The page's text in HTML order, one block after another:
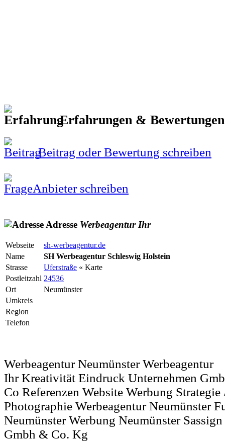
Erfahrungen &
Beitrag oder Bewertung schreiben
Anbieter schreiben
Adresse Werbeagentur Ihr
Webseite
sh-werbeagentur.de
Name
SH Werbeagentur Schleswig Holstein
Strasse
Uferstraße « Karte
Postleitzahl 24536
Ort
Neumünster
Umkreis
Region
Telefon
Werbeagentur Neumünster Werbeagentur
Ihr Kreativität Eindruck Unternehmen Gmb
Co Referenzen Website Werbung Strategie
Photographie Werbeagentur Neumünster
Neumünster Werbung Neumünster
Gmbh & Co. Kg